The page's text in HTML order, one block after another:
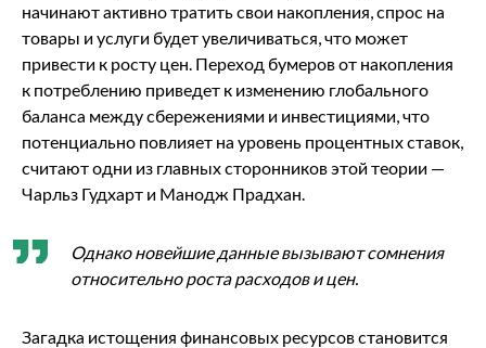
начинают активно тратить свои накопления, спрос на
товары и услуги будет увеличиваться, что может
привести к росту цен. Переход бумеров от накопления
к потреблению приведет к изменению глобального
баланса между сбережениями и инвестициями, что
потенциально повлияет на уровень процентных ставок,
считают одни из главных сторонников этой теории —
Чарльз Гудхарт и Манодж Прадхан.
Однако новейшие данные вызывают сомнения
относительно роста расходов и цен.
Загадка истощения финансовых ресурсов становится